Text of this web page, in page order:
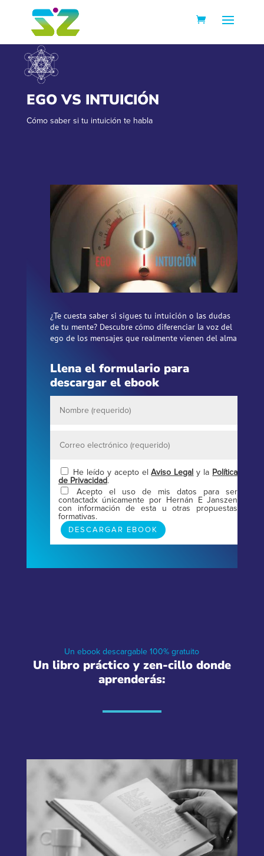
EGO VS INTUICIÓN
Cómo saber si tu intuición te habla
¿Te cuesta saber si sigues tu intuición o las dudas
de tu mente? Descubre cómo diferenciar la voz del
ego de los mensajes que realmente vienen del alma
Llena el formulario para
descargar el ebook
He leído y acepto elAviso Legal y la Política
de Privacidad.
Acepto el uso de mis datos para ser
contactadx únicamente por Hernán E Janszen
con información de esta u otras propuestas
formativas.
Un ebook descargable 100% gratuito
Un libro práctico y zen-cillo donde
aprenderás: